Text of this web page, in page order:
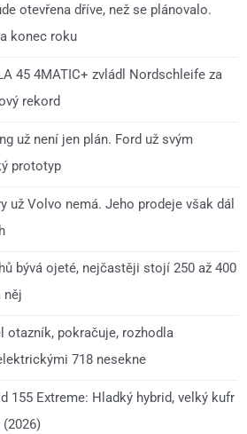
otevřena dříve, než se plánovalo.
konec roku
45 4MATIC+ zvládl Nordschleife za
rekord
už není jen plán. Ford už svým
prototyp
už Volvo nemá. Jeho prodeje však dál
bývá ojeté, nejčastěji stojí 250 až 400
něj
otazník, pokračuje, rozhodla
718 nesekne
155 Extreme: Hladký hybrid, velký kufr